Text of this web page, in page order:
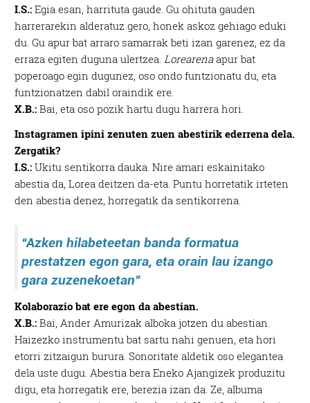
I.S.: Egia esan, harrituta gaude. Gu ohituta gauden
harrerarekin alderatuz gero, honek askoz gehiago eduki
du. Gu apur bat arraro samarrak beti izan garenez, ez da
erraza egiten duguna ulertzea. Lorearenaapur bat
poperoago egin dugunez, oso ondo funtzionatu du, eta
funtzionatzen dabil oraindik ere.
X.B.: Bai, eta oso pozik hartu dugu harrera hori.
Instagramen ipini zenuten zuen abestirik ederrena dela.
Zergatik?
I.S.:Ukitu sentikorra dauka. Nire amari eskainitako
abestia da, Lorea deitzen da-eta. Puntu horretatik irteten
den abestia denez, horregatik da sentikorrena.
“Azken hilabeteetan banda formatua
prestatzen egon gara, eta orain lau izango
gara zuzenekoetan”
Kolaborazio bat ere egon da abestian.
X.B.:Bai, Ander Amurizak alboka jotzen du abestian.
Haizezko instrumentu bat sartu nahi genuen, eta hori
etorri zitzaigun burura. Sonoritate aldetik oso elegantea
dela uste dugu. Abestia bera Eneko Ajangizek produzitu
digu, eta horregatik ere, berezia izan da. Ze, albuma